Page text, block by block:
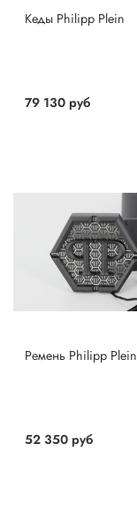
Кеды Philipp Plein
79 130 руб
Ремень Philipp Plein
52 350 руб